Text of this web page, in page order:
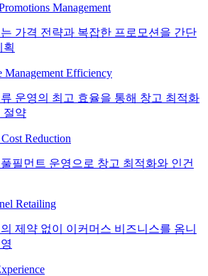
Management
가격 전략과 복잡한 프로모션을 간단
획
Management Efficiency
운영의 최고 효율을 통해 창고 최적화
절약
Reduction
필먼트 운영으로 창고 최적화와 인건
Retailing
제약 없이 이커머스 비즈니스를 옴니